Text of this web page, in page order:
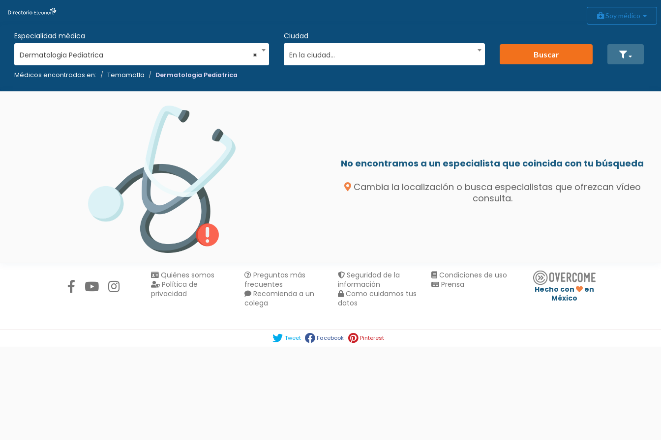
Soy médico
Especialidad médica
×
Dermatologia Pediatrica
Ciudad
En la ciudad...
Buscar
Médicos encontrados en: Temamatla Dermatologia Pediatrica
No encontramos a un especialista que coincida con tu búsqueda
Cambia la localización o busca especialistas que ofrezcan vídeo
consulta.
Quiénes somos
Política de
privacidad
Preguntas más
frecuentes
Recomienda a un
colega
Seguridad de la
información
Como cuidamos tus
datos
Condiciones de uso
Prensa
Hecho con
en
México
Tweet Facebook Pinterest